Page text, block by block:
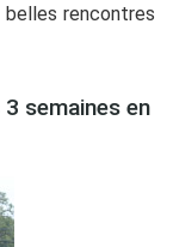
rencontres
semaines en